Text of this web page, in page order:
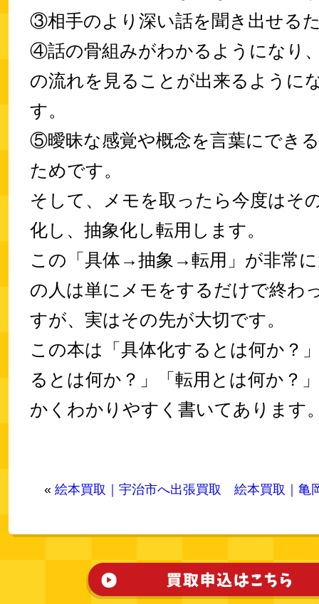
③相手のより深い話を聞き出せる
④話の骨組みがわかるようになり
の流れを見ることが出来るように
す。
⑤曖昧な感覚や概念を言葉にでき
ためです。
そして、メモを取ったら今度はそ
化し、抽象化し転用します。
この「具体→抽象→転用」が非常
の人は単にメモをするだけで終わ
すが、実はその先が大切です。
この本は「具体化するとは何か？
るとは何か？」「転用とは何か？
かくわかりやすく書いてあります
« 絵本買取｜宇治市へ出張買取 絵本買取｜亀